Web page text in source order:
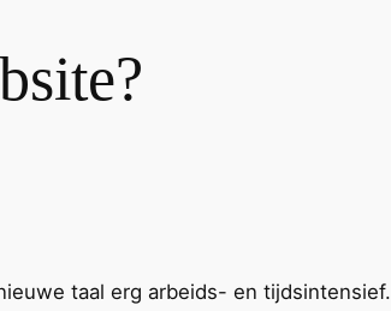
taal erg arbeids- en tijdsintensief.